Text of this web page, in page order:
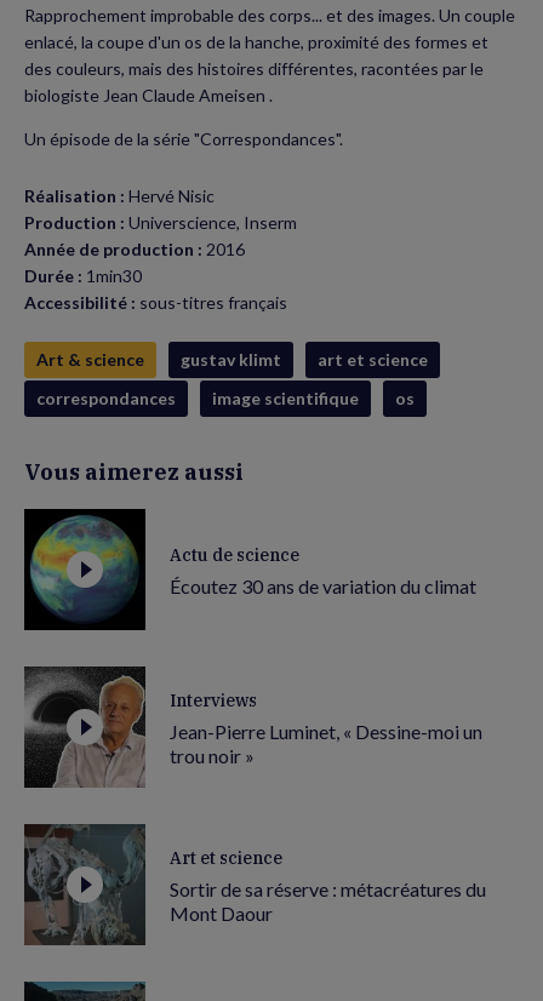
Facebook
(nouvelle
fenêtre)
Twitter
(nouvelle
fenêtre)
Rapprochement improbable des corps... et des images. Un couple
enlacé, la coupe d'un os de la hanche, proximité des formes et
des couleurs, mais des histoires différentes, racontées par le
biologiste Jean Claude Ameisen .
Un épisode de la série "Correspondances".
Réalisation : Hervé Nisic
Production : Universcience, Inserm
Année de production : 2016
Durée : 1min30
Accessibilité : sous-titres français
Art & science gustav klimt
art et science
correspondances
image scientifique os
Vous aimerez aussi
Actu de science
Écoutez 30 ans de variation du climat
Interviews
Jean-Pierre Luminet, « Dessine-moi un
trou noir »
Art et science
Sortir de sa réserve : métacréatures du
Mont Daour